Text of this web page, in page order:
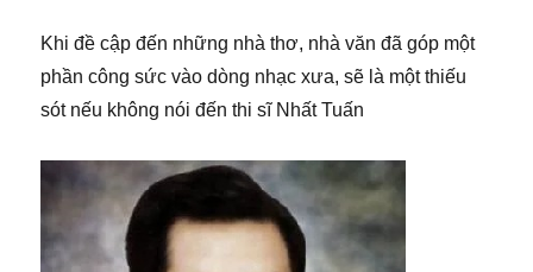
Khi
một
vùng
đất
thành
ức
Khi đề cập đến những nhà thơ, nhà văn đã góp một
phần công sức vào dòng nhạc xưa, sẽ là một thiếu
sót nếu không nói đến thi sĩ Nhất Tuấn